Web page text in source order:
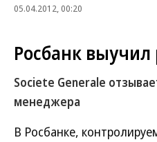
05.04.2012, 00:20
Росбанк выучил
Societe Generale
менеджера
В Росбанке,